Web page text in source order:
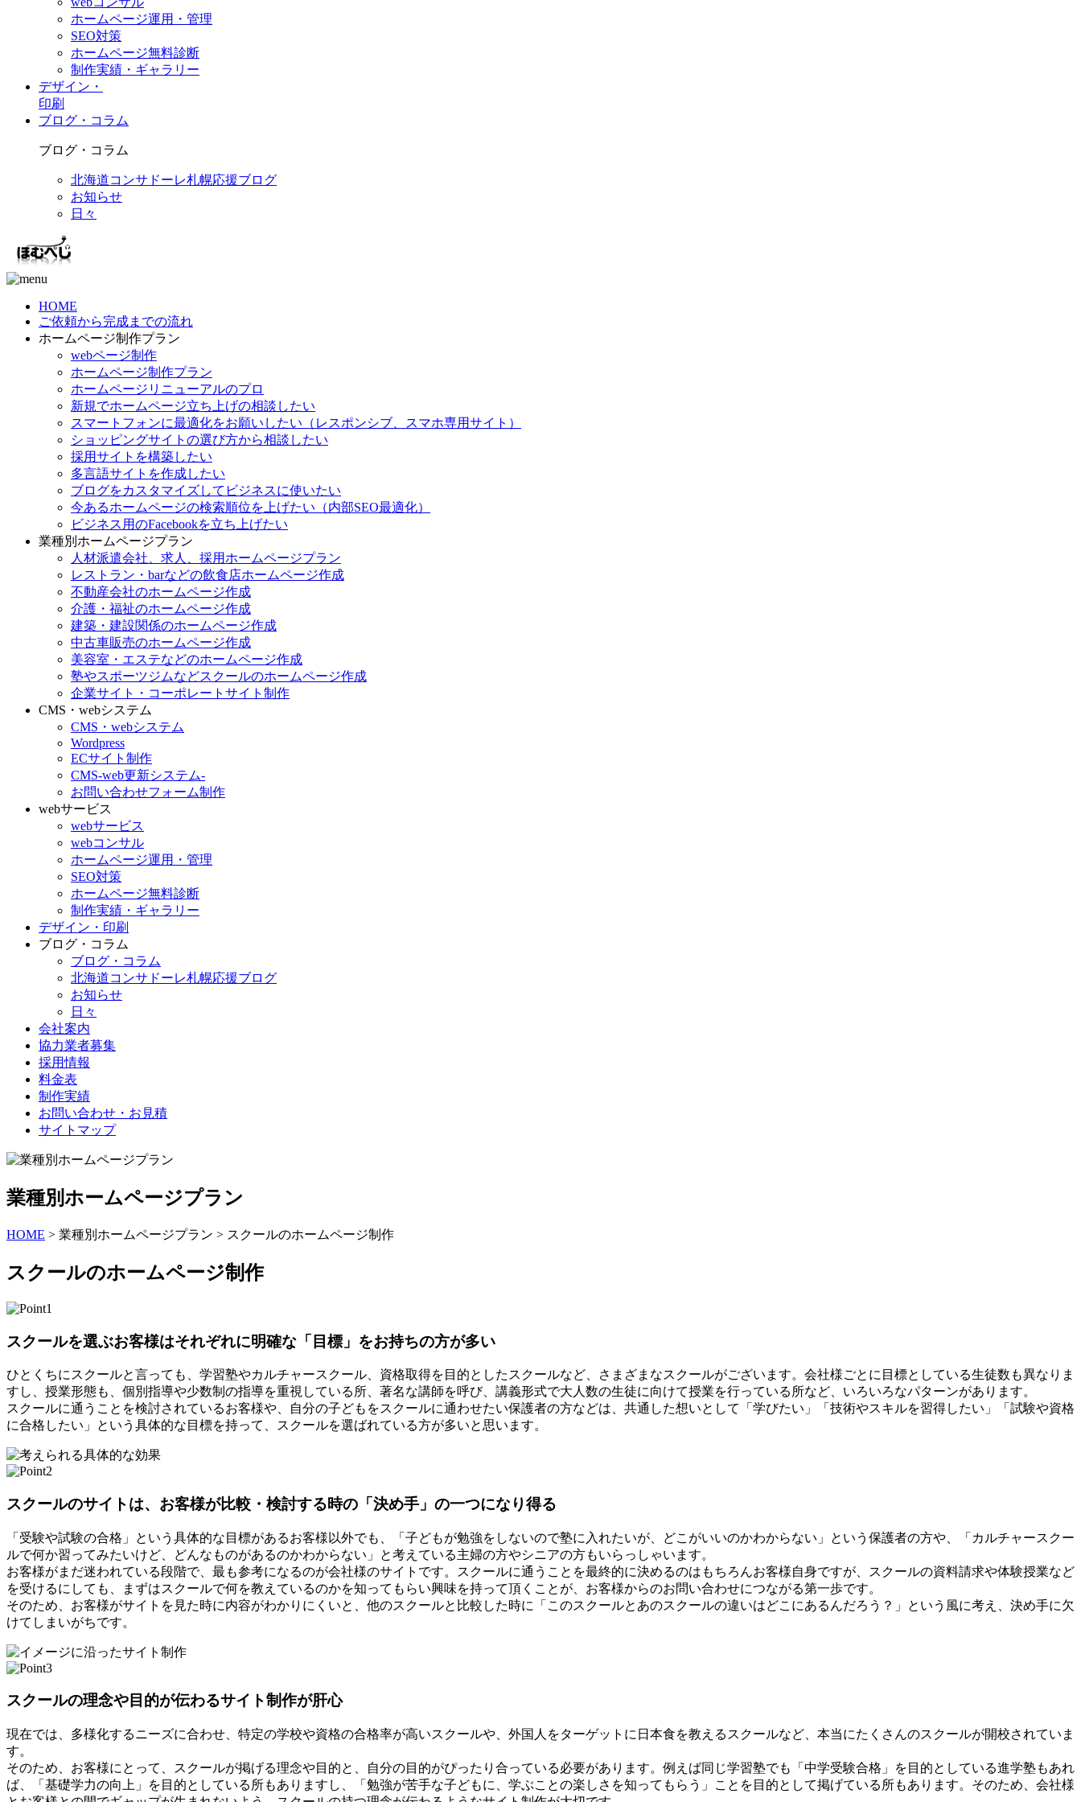
ホームページ運用・管理
SEO対策
ホームページ無料診断
制作実績・ギャラリー
デザイン・
印刷
ブログ・コラム
ブログ・コラム
北海道コンサドーレ札幌応援ブログ
お知らせ
日々
HOME
ご依頼から完成までの流れ
ホームページ制作プラン
webページ制作
ホームページ制作プラン
ホームページリニューアルのプロ
新規でホームページ立ち上げの相談したい
スマートフォンに最適化をお願いしたい（レスポンシブ、スマホ専用サイト）
ショッピングサイトの選び方から相談したい
採用サイトを構築したい
多言語サイトを作成したい
ブログをカスタマイズしてビジネスに使いたい
今あるホームページの検索順位を上げたい（内部SEO最適化）
ビジネス用のFacebookを立ち上げたい
業種別ホームページプラン
人材派遣会社、求人、採用ホームページプラン
レストラン・barなどの飲食店ホームページ作成
不動産会社のホームページ作成
介護・福祉のホームページ作成
建築・建設関係のホームページ作成
中古車販売のホームページ作成
美容室・エステなどのホームページ作成
塾やスポーツジムなどスクールのホームページ作成
企業サイト・コーポレートサイト制作
CMS・webシステム
CMS・webシステム
Wordpress
ECサイト制作
CMS-web更新システム-
お問い合わせフォーム制作
webサービス
webサービス
webコンサル
ホームページ運用・管理
SEO対策
ホームページ無料診断
制作実績・ギャラリー
デザイン・印刷
ブログ・コラム
ブログ・コラム
北海道コンサドーレ札幌応援ブログ
お知らせ
日々
会社案内
協力業者募集
採用情報
料金表
制作実績
お問い合わせ・お見積
サイトマップ
業種別ホームページプラン
HOME > 業種別ホームページプラン > スクールのホームページ制作
スクールのホームページ制作
スクールを選ぶお客様はそれぞれに明確な「目標」をお持ちの方が多い
ひとくちにスクールと言っても、学習塾やカルチャースクール、資格取得を目的としたスクールなど、さまざまなスクールがございます。会社様ごとに目標としている生徒数も異なりま
すし、授業形態も、個別指導や少数制の指導を重視している所、著名な講師を呼び、講義形式で大人数の生徒に向けて授業を行っている所など、いろいろなパターンがあります。
スクールに通うことを検討されているお客様や、自分の子どもをスクールに通わせたい保護者の方などは、共通した想いとして「学びたい」「技術やスキルを習得したい」「試験や資格
に合格したい」という具体的な目標を持って、スクールを選ばれている方が多いと思います。
スクールのサイトは、お客様が比較・検討する時の「決め手」の一つになり得る
「受験や試験の合格」という具体的な目標があるお客様以外でも、「子どもが勉強をしないので塾に入れたいが、どこがいいのかわからない」という保護者の方や、「カルチャースクー
ルで何か習ってみたいけど、どんなものがあるのかわからない」と考えている主婦の方やシニアの方もいらっしゃいます。
お客様がまだ迷われている段階で、最も参考になるのが会社様のサイトです。スクールに通うことを最終的に決めるのはもちろんお客様自身ですが、スクールの資料請求や体験授業など
を受けるにしても、まずはスクールで何を教えているのかを知ってもらい興味を持って頂くことが、お客様からのお問い合わせにつながる第一歩です。
そのため、お客様がサイトを見た時に内容がわかりにくいと、他のスクールと比較した時に「このスクールとあのスクールの違いはどこにあるんだろう？」という風に考え、決め手に欠
けてしまいがちです。
スクールの理念や目的が伝わるサイト制作が肝心
現在では、多様化するニーズに合わせ、特定の学校や資格の合格率が高いスクールや、外国人をターゲットに日本食を教えるスクールなど、本当にたくさんのスクールが開校されていま
す。
そのため、お客様にとって、スクールが掲げる理念や目的と、自分の目的がぴったり合っている必要があります。例えば同じ学習塾でも「中学受験合格」を目的としている進学塾もあれ
ば、「基礎学力の向上」を目的としている所もありますし、「勉強が苦手な子どもに、学ぶことの楽しさを知ってもらう」ことを目的として掲げている所もあります。そのため、会社様